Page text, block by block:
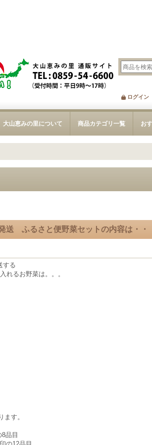
ログイン
大山恵みの里について 商品カテゴリ一覧 お
送 ふるさと便野菜セットの内容は・・
する
れるお野菜は。。。
ます。
品目